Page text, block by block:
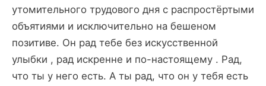
утомительного трудового дня с распростёртыми
объятиями и исключительно на бешеном
позитиве. Он рад тебе без искусственной
улыбки , рад искренне и по-настоящему . Рад,
что ты у него есть. А ты рад, что он у тебя есть